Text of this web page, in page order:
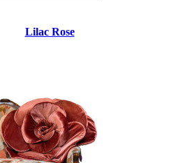
Lilac Rose